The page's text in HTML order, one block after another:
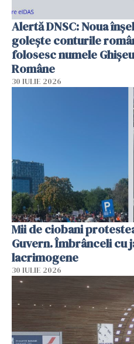
Alertă DNSC: Noua
golește conturile
folosesc numele
Române
30 IULIE 2026
Mii de ciobani
Guvern. Îmbrânceli cu
lacrimogene
30 IULIE 2026